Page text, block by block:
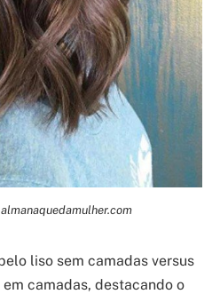
liso sem camadas versus
camadas, destacando o